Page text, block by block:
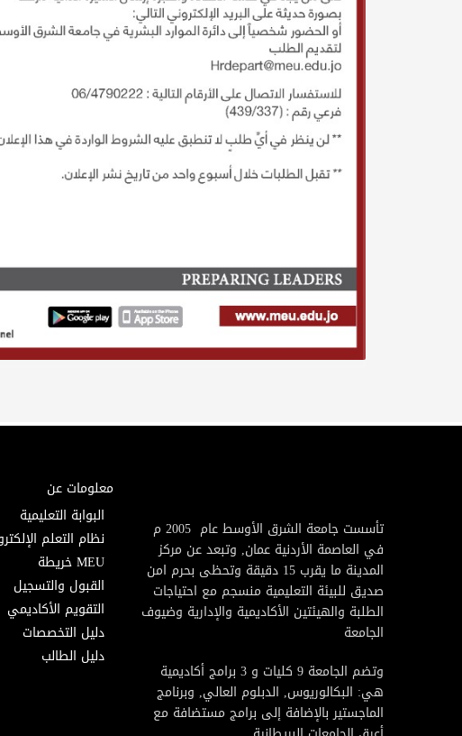
تأسست جامعة الشرق الأوسط عام 2005 م
في العاصمة الأردنية عمان, وتبعد عن مركز
المدينة ما يقرب 15 دقيقة وتحظى بحرم امن
صديق للبيئة التعليمية منسجم مع احتياجات
الطلبة والهيئتين الأكاديمية والإدارية وضيوف
الجامعة
وتضم الجامعة 9 كليات و 3 برامج أكاديمية
هي: البكالوريوس, الدبلوم العالي, وبرنامج
الماجستير بالإضافة إلى برامج مستضافة مع
معلومات عن
البوابة التعليمية
نظام التعلم
MEU خريطة
القبول والتسجيل
التقويم الأكاديمي
دليل التخصصات
دليل الطالب